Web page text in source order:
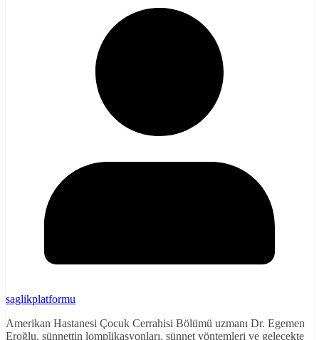
saglikplatformu
Amerikan Hastanesi Çocuk Cerrahisi Bölümü uzmanı Dr. Egemen
Eroğlu, sünnettin lomplikasyonları, sünnet yöntemleri ve gelecekte